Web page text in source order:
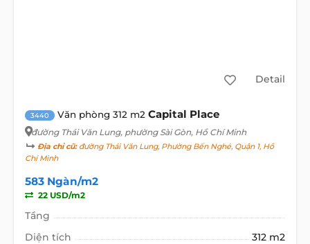
Detail
3440 Văn phòng 312 m2 Capital Place
đường Thái Văn Lung, phường Sài Gòn, Hồ Chí Minh
Địa chỉ cũ:đường Thái Văn Lung, Phường Bến Nghé, Quận 1, Hồ
Chí Minh
583 Ngàn/m2
22 USD/m2
Tầng
Diện tích
312 m2